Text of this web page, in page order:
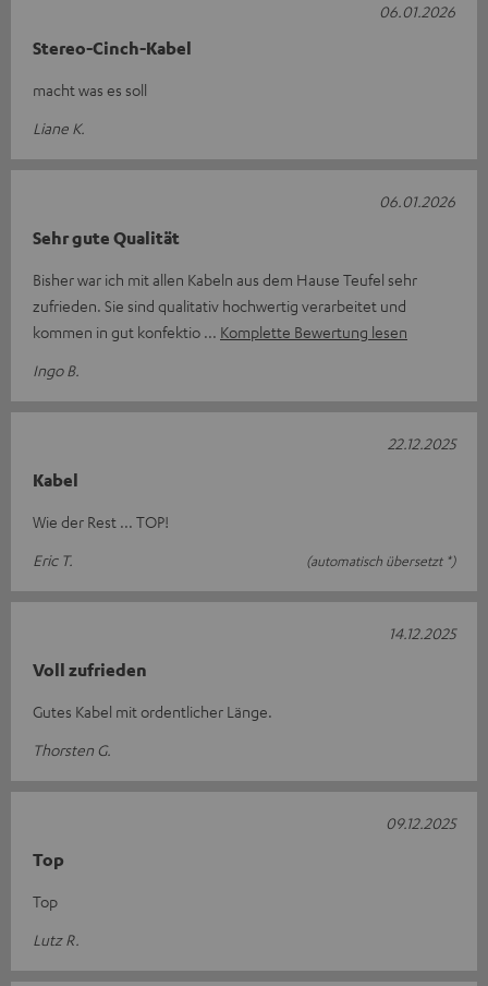
Stereo-Cinch-Kabel
macht was es soll
Liane K.
06.01.2026
Sehr gute Qualität
Bisher war ich mit allen Kabeln aus dem Hause Teufel sehr
zufrieden. Sie sind qualitativ hochwertig verarbeitet und
kommen in gut konfektio
Komplette Bewertung lesen
Ingo B.
06.01.2026
Kabel
Wie der Rest ... TOP!
Eric T.
(automatisch übersetzt *)
22.12.2025
Voll zufrieden
Gutes Kabel mit ordentlicher Länge.
Thorsten G.
14.12.2025
Top
Top
Lutz R.
09.12.2025